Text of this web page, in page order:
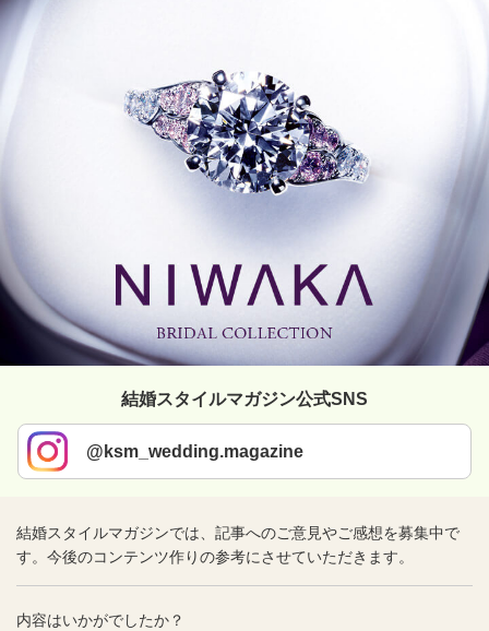
結婚スタイルマガジン公式SNS
@ksm_wedding.magazine
結婚スタイルマガジンでは、記事へのご意見やご感想を募集中で
す。今後のコンテンツ作りの参考にさせていただきます。
内容はいかがでしたか？